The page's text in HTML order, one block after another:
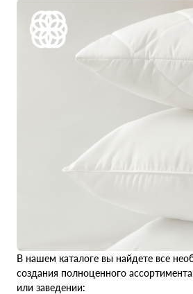
В нашем каталоге вы найдете все
создания полноценного
или заведении: